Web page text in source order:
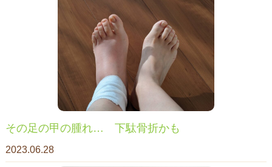
その足の甲の腫れ… 下駄骨折かも
2023.06.28